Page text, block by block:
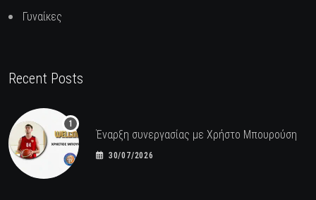
Γυναίκες
Recent Posts
Έναρξη συνεργασίας με Χρήστο Μπουρούση
30/07/2026